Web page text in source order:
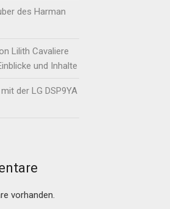
des Harman
Lilith Cavaliere
und Inhalte
der LG DSP9YA
vorhanden.